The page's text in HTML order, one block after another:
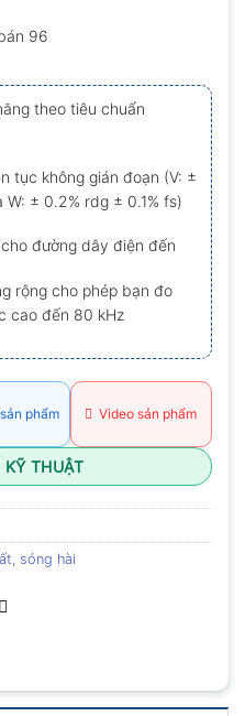
96
theo tiêu chuẩn
tục không gián đoạn (V: ±
W: ± 0.2% rdg ± 0.1% fs)
đường dây điện đến
rộng cho phép bạn đo
cao đến 80 kHz
phẩm Video sản phẩm
THUẬT
sóng hài